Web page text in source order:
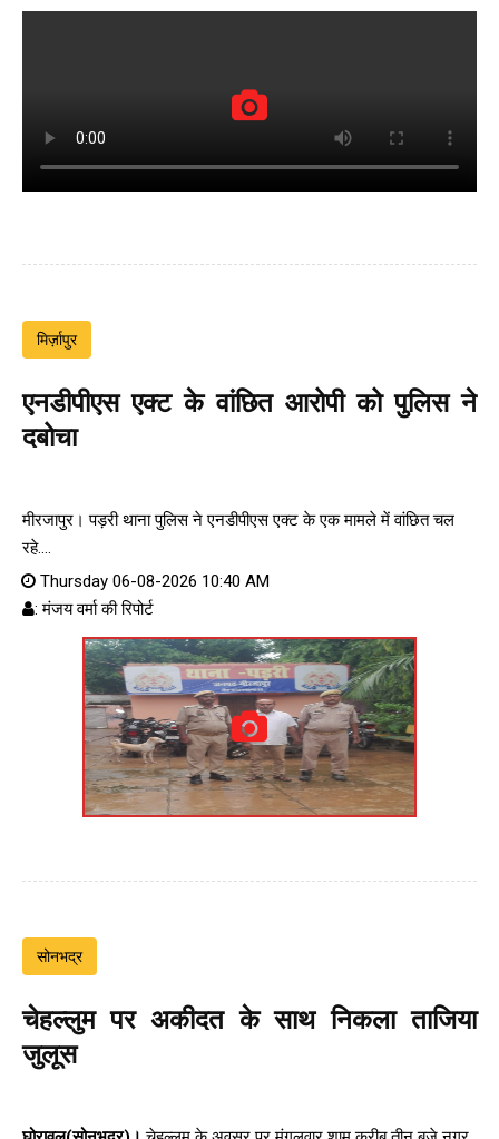
मिर्ज़ापुर
एनडीपीएस एक्ट के वांछित आरोपी को पुलिस ने
दबोचा
मीरजापुर। पड़री थाना पुलिस ने एनडीपीएस एक्ट के एक मामले में वांछित चल
रहे....
Thursday 06-08-2026 10:40 AM
: मंजय वर्मा की रिपोर्ट
सोनभद्र
चेहल्लुम पर अकीदत के साथ निकला ताजिया
जुलूस